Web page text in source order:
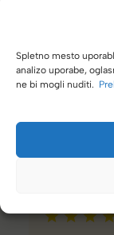
Spletno mesto
analizo uporabe,
ne bi mogli nuditi.
Kupci nas